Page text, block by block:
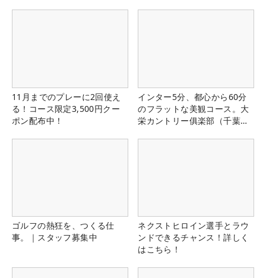
11月までのプレーに2回使え
る！コース限定3,500円クー
ポン配布中！
インター5分、都心から60分
のフラットな美観コース。大
栄カントリー俱楽部（千葉
ゴルフの熱狂を、つくる仕
事。｜スタッフ募集中
ネクストヒロイン選手とラウ
ンドできるチャンス！詳しく
はこちら！